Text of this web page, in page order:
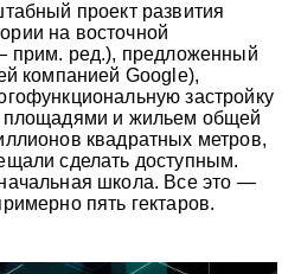
проект развития
на восточной
прим. ред.), предложенный
компанией Google),
застройку
и жильем общей
квадратных метров,
сделать доступным.
школа. Все это —
пять гектаров.